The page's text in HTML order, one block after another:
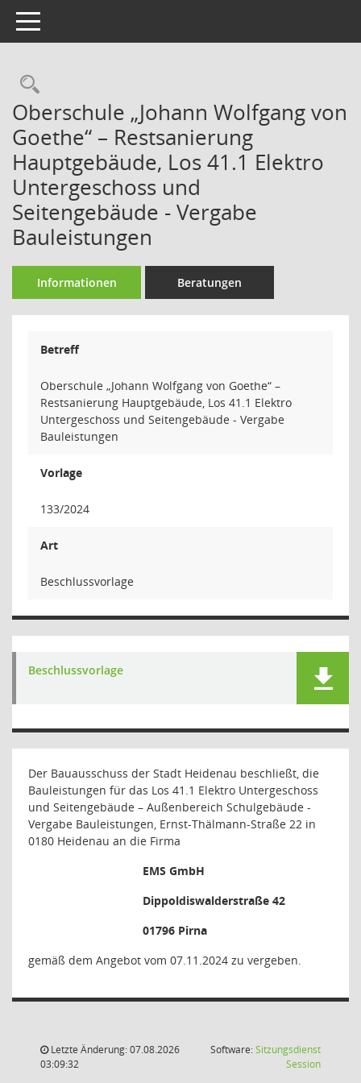
Toggle navigation
Rechercheauswahl
Oberschule „Johann Wolfgang von
Goethe“ – Restsanierung
Hauptgebäude, Los 41.1 Elektro
Untergeschoss und
Seitengebäude - Vergabe
Bauleistungen
Informationen Beratungen
Betreff
Oberschule „Johann Wolfgang von Goethe“ –
Restsanierung Hauptgebäude, Los 41.1 Elektro
Untergeschoss und Seitengebäude - Vergabe
Bauleistungen
Vorlage
133/2024
Art
Beschlussvorlage
Beschlussvorlage
Der Bauausschuss der Stadt Heidenau beschließt, die
Bauleistungen für das Los 41.1 Elektro Untergeschoss
und Seitengebäude – Außenbereich Schulgebäude -
Vergabe Bauleistungen, Ernst-Thälmann-Straße 22 in
0180 Heidenau an die Firma
EMS GmbH
Dippoldiswalderstraße 42
01796 Pirna
gemäß dem Angebot vom 07.11.2024 zu vergeben.
Letzte Änderung: 07.08.2026
03:09:32
Software:Sitzungsdienst
Session(Wird in